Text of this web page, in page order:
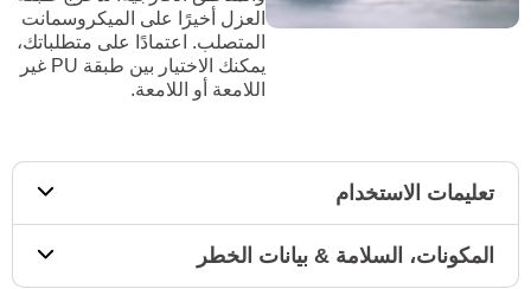
العزل أخيرًا على الميكروسمانت
المتصلب. اعتمادًا على متطلباتك،
يمكنك الاختيار بين طبقة PU غير
اللامعة أو اللامعة.
تعليمات الاستخدام
المكونات، السلامة & بيانات الخطر